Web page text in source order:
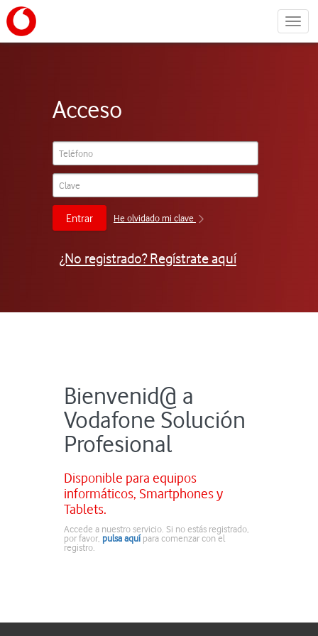
Menú
Acceso
Entrar He olvidado mi clave
¿No registrado? Regístrate aquí
Bienvenid@ a
Vodafone Solución
Profesional
Disponible para equipos
informáticos, Smartphones y
Tablets.
Accede a nuestro servicio. Si no estás registrado,
por favor, pulsa aquípara comenzar con el
registro.